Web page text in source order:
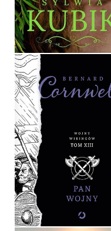
39,99 ZŁ
PAN WOJNY
BERNARD CORNWELL
OPRAWA TWARDA
59,99 ZŁ